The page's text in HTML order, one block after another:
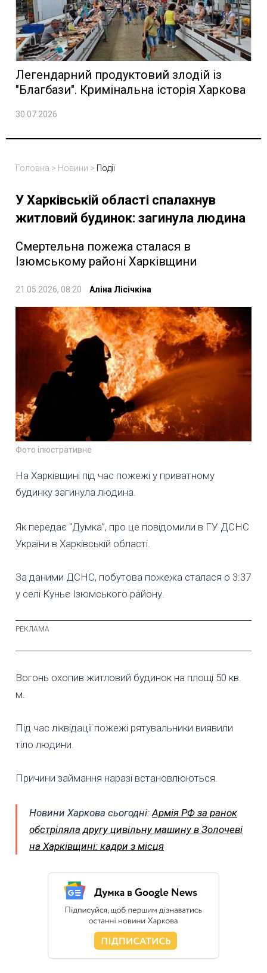
Легендарний продуктовий злодій із
"Благбази". Кримінальна історія Харкова
30.07.2026
Головна > Новини > Події
У Харківській області спалахнув
житловий будинок: загинула людина
Смертельна пожежа сталася в
Ізюмському районі Харківщини
21.05.2026, 08:20 Аліна Лісічкіна
Фото ілюстративне
На Харківщині під час пожежі у приватному
будинку загинула людина.
Як передає "Думка”, про це повідомили в ГУ ДСНС
України в Харківській області.
За даними ДСНС, побутова пожежа сталася о 3:37
у селі Куньє Ізюмського району.
Вогонь охопив житловий будинок на площі 50 кв.
м.
Під час ліквідації пожежі рятувальники виявили
тіло людини.
Причини займання наразі встановлюються.
Новини Харкова сьогодні: Армія РФ за ранок
обстріляла другу цивільну машину в Золочеві
на Харківщині: кадри з місця